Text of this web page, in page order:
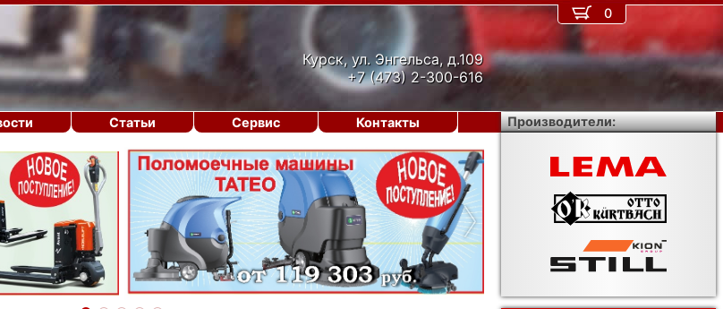
Курск, ул. Энгельса, д.109
+7 (473) 2-300-616
›
0
Статьи Сервис Контакты Производители: